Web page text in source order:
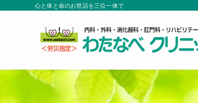
心と体と命のお世話を三位一体で